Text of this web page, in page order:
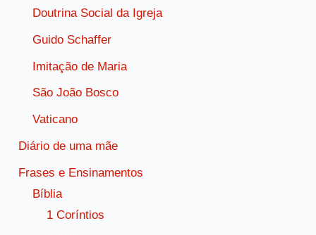
Doutrina Social da Igreja
Guido Schaffer
Imitação de Maria
São João Bosco
Vaticano
Diário de uma mãe
Frases e Ensinamentos
Bíblia
1 Coríntios